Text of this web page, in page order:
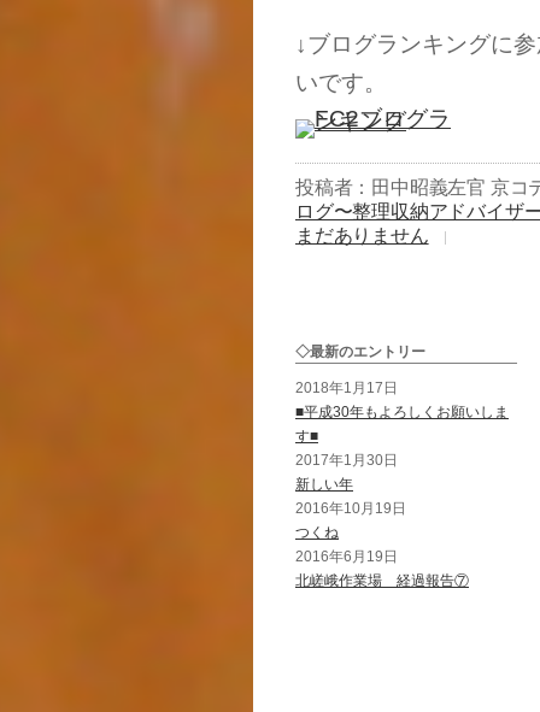
↓ブログランキングに
いです。
投稿者：田中昭義左官 京コ
ログ〜整理収納アドバイザ
まだありません
◇最新のエントリー
2018年1月17日
■平成30年もよろしくお願いしま
す■
2017年1月30日
新しい年
2016年10月19日
つくね
2016年6月19日
北嵯峨作業場 経過報告⑦